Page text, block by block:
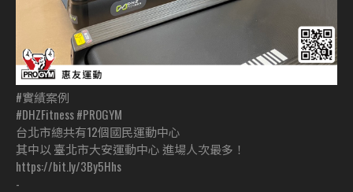
#實績案例
#DHZFitness #PROGYM
台北市總共有12個國民運動中心
其中以 臺北市大安運動中心 進場人次最多！
https://bit.ly/3By5Hhs
-